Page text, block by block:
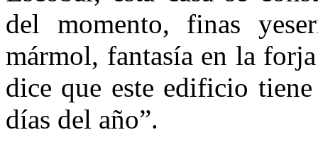
del momento, finas
mármol, fantasía en la
dice que este edificio
días del año”.